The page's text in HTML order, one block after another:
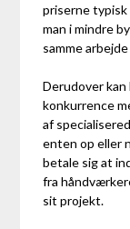
priserne
man i mindre
samme
Derudover
konkurrence
af
enten op eller
betale sig at
fra
sit projekt.